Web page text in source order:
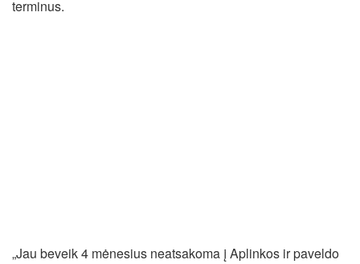
terminus.
„Jau beveik 4 mėnesius neatsakoma į Aplinkos ir paveldo